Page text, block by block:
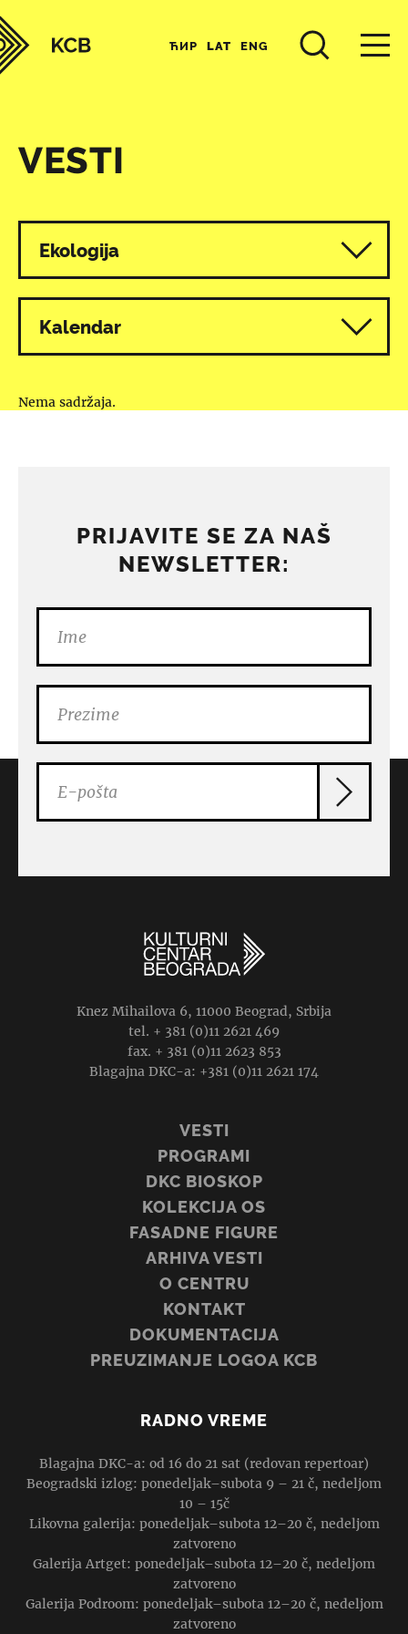
ЋИР LAT ENG
VESTI
Svi programi
Ekologija
Kalendar
Nema sadržaja.
PRIJAVITE SE ZA NAŠ
NEWSLETTER:
Knez Mihailova 6, 11000 Beograd, Srbija
tel. + 381 (0)11 2621 469
fax. + 381 (0)11 2623 853
Blagajna DKC-a: +381 (0)11 2621 174
VESTI
PROGRAMI
DKC BIOSKOP
KOLEKCIJA OS
FASADNE FIGURE
ARHIVA VESTI
O CENTRU
KONTAKT
DOKUMENTACIJA
PREUZIMANJE LOGOA KCB
RADNO VREME
Blagajna DKC-a: od 16 do 21 sat (redovan repertoar)
Beogradski izlog: ponedeljak–subota 9 – 21 č, nedeljom
10 – 15č
Likovna galerija: ponedeljak–subota 12–20 č, nedeljom
zatvoreno
Galerija Artget: ponedeljak–subota 12–20 č, nedeljom
zatvoreno
Galerija Podroom: ponedeljak–subota 12–20 č, nedeljom
zatvoreno